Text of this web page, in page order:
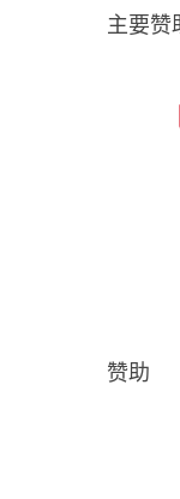
主要赞
赞助